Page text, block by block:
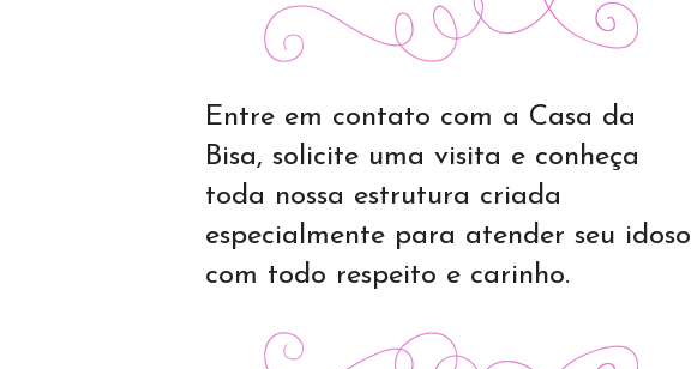
Entre em contato com a Casa da
Bisa, solicite uma visita e conheça
toda nossa estrutura criada
especialmente para atender seu idoso
com todo respeito e carinho.